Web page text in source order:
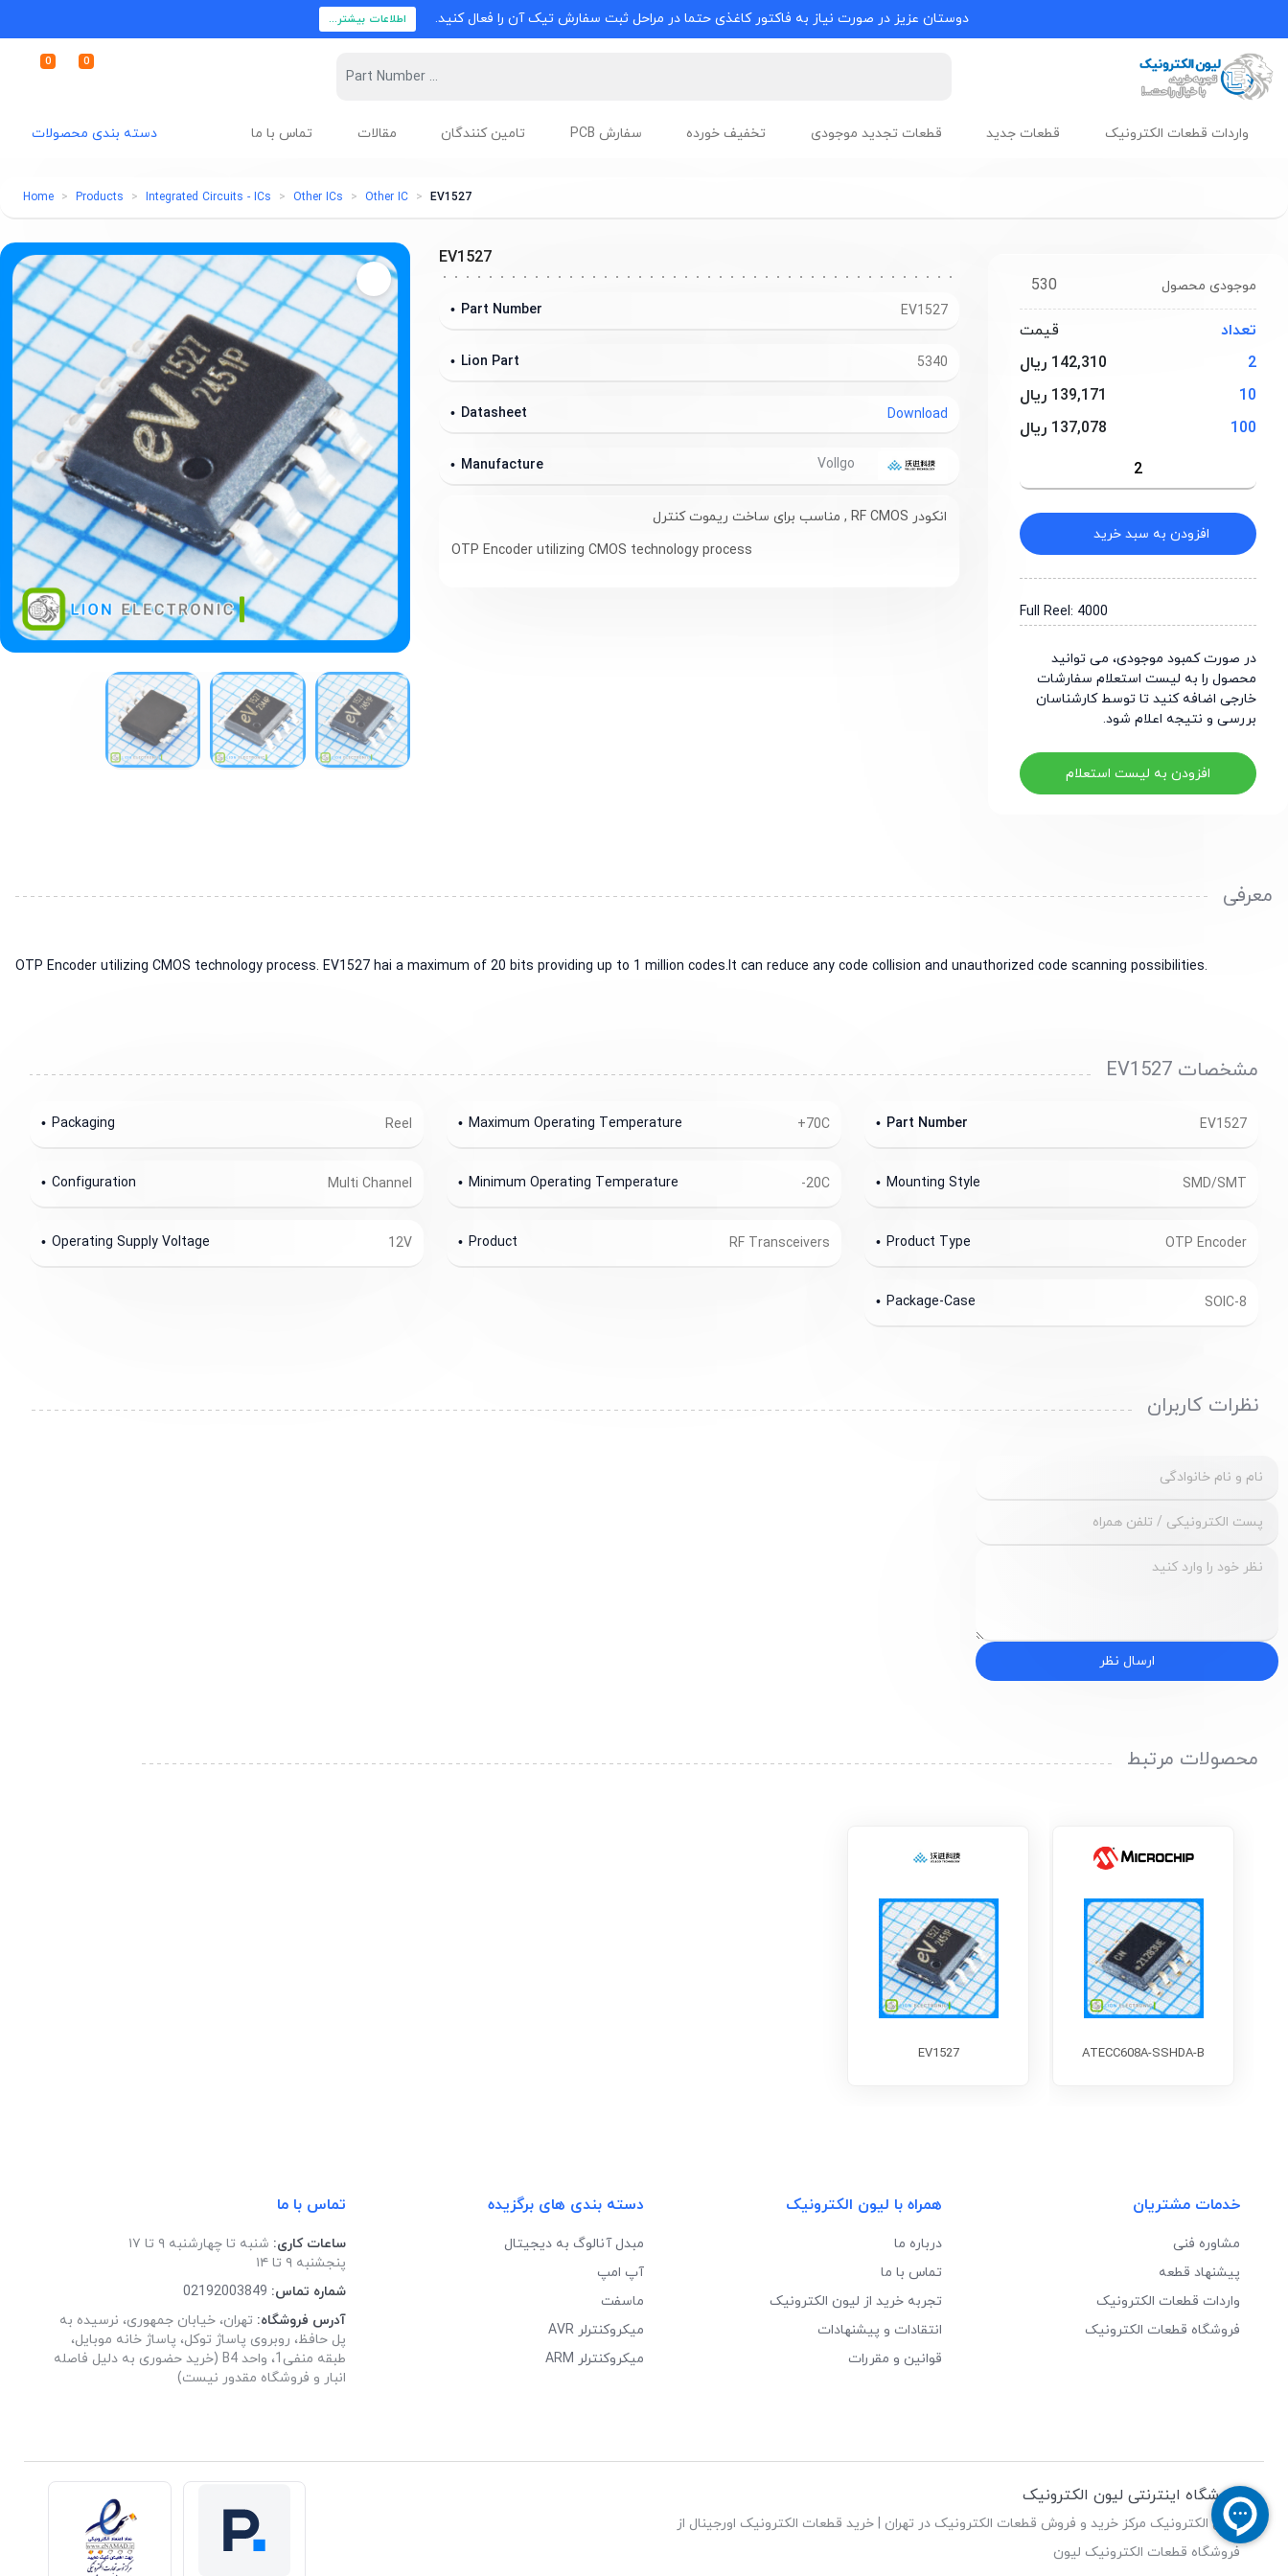
دوستان عزیز در صورت نیاز به فاکتور کاغذی حتما در مراحل ثبت سفارش تیک آن را فعال کنید. اطلاعات بیشتر...
0 0
دسته بندی محصولات واردات قطعات الکترونیک قطعات جدید قطعات تجدید موجودی تخفیف خورده سفارش PCB تامین کنندگان مقالات تماس با ما
Home Products Integrated Circuits - ICs Other ICs Other IC EV1527
530 موجودی محصول
تعداد
قیمت
2
142,310 ریال
10
139,171 ریال
100
137,078 ریال
افزودن به سبد خرید
Full Reel: 4000
در صورت کمبود موجودی، می توانید
محصول را به لیست استعلام سفارشات
خارجی اضافه کنید تا توسط کارشناسان
بررسی و نتیجه اعلام شود.
افزودن به لیست استعلام
EV1527
EV1527
Part Number
5340
Lion Part
Download
Datasheet
Manufacture
انکودر RF CMOS , مناسب برای ساخت ریموت کنترل
OTP Encoder utilizing CMOS technology process
معرفی
OTP Encoder utilizing CMOS technology process. EV1527 hai a maximum of 20 bits providing up to 1 million codes.It can reduce any code collision and unauthorized code scanning possibilities.
مشخصات EV1527
EV1527
Part Number
+70C
Maximum Operating Temperature
Reel
Packaging
SMD/SMT
Mounting Style
-20C
Minimum Operating Temperature
Multi Channel
Configuration
OTP Encoder
Product Type
RF Transceivers
Product
12V
Operating Supply Voltage
SOIC-8
Package-Case
نظرات کاربران
ارسال نظر
محصولات مرتبط
ATECC608A-SSHDA-B
EV1527
خدمات مشتریان
مشاوره فنی
پیشنهاد قطعه
واردات قطعات الکترونیک
فروشگاه قطعات الکترونیک
همراه با لیون الکترونیک
درباره ما
تماس با ما
تجربه خرید از لیون الکترونیک
انتقادات و پیشنهادات
قوانین و مقررات
دسته بندی های برگزیده
مبدل آنالوگ به دیجیتال
آپ امپ
ماسفت
میکروکنترلر AVR
میکروکنترلر ARM
تماس با ما
ساعات کاری: شنبه تا چهارشنبه ۹ تا ۱۷
پنجشنبه ۹ تا ۱۴
شماره تماس: 02192003849
آدرس فروشگاه: تهران، خیابان جمهوری، نرسیده به
پل حافظ، روبروی پاساژ توکل، پاساژ خانه موبایل،
طبقه منفی1، واحد B4 (خرید حضوری به دلیل فاصله
انبار و فروشگاه مقدور نیست)
فروشگاه اینترنتی لیون الکترونیک
لیون الکترونیک مرکز خرید و فروش قطعات الکترونیک در تهران | خرید قطعات الکترونیک اورجینال از
فروشگاه قطعات الکترونیک لیون